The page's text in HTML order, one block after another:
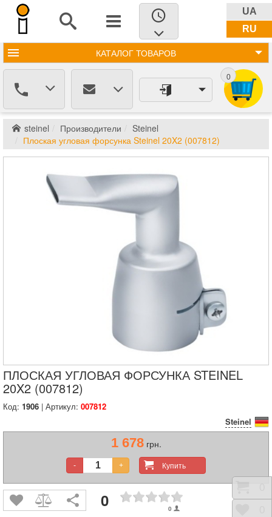
UA
RU
КАТАЛОГ ТОВАРОВ
0
steinel Производители
Steinel
Плоская угловая форсунка Steinel 20X2 (007812)
ПЛОСКАЯ УГЛОВАЯ ФОРСУНКА STEINEL
20X2 (007812)
Код: 1906 | Артикул: 007812
Steinel
1 678грн.
Купить
- +
0 0